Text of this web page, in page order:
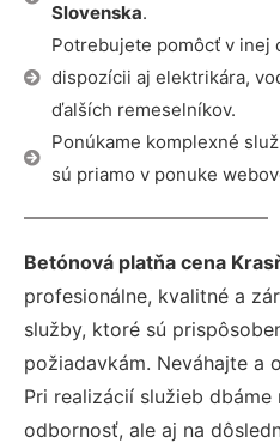
Slovenska.
Potrebujete pomôcť v inej
dispozícii aj elektrikára,
ďalších remeselníkov.
Ponúkame komplexné
sú priamo v ponuke
Betónová platňa cena
profesionálne, kvalitné a
služby, ktoré sú
požiadavkám. Neváhajte a
Pri realizácií služieb
odbornosť, ale aj na